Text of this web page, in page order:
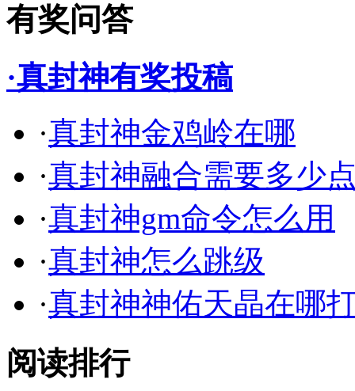
有奖问答
·真封神有奖投稿
·真封神金鸡岭在哪
·真封神融合需要多少
·真封神gm命令怎么用
·真封神怎么跳级
·真封神神佑天晶在哪
阅读排行